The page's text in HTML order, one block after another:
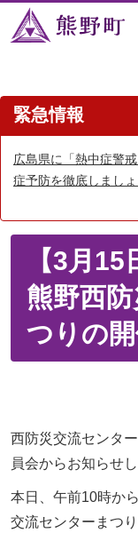
緊急情報
広島県に「熱中症警
症予防を徹底しましょ
【3月
熊野西
つりの
西防災交流センタ
員会からお知らせし
本日、午前10時か
交流センターまつ